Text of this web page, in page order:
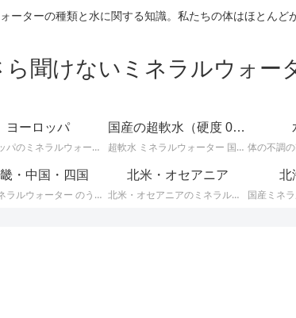
ーターの種類と水に関する知識。私たちの体はほとんど
ら聞けないミネラルウォー
ヨーロッパ
ヨーロッパのミネラルウォーターに関する情報です。ＥＵ加盟のヨーロッパ諸国では、ミネラルウォーターに関して次のような厳しい統一基準が定められています。
国産の超軟水（硬度 0-50mg/L）
超軟水 ミネラルウォーター 国産 （ 硬度 0 ～ 50 ）に関する情報です。日本のミネラルウォーターはほとんどが軟水ですが、その中でも硬度が 0 ～ 50mg/L までの 超軟水 を紹介します。
・中国・四国
国産ミネラルウォーター のうち、 近畿・中国・四国地方のミネラルウォーター に関する情報です。
北米・オセアニア
北米・オセアニアのミネラルウォーターに関する情報です。
北